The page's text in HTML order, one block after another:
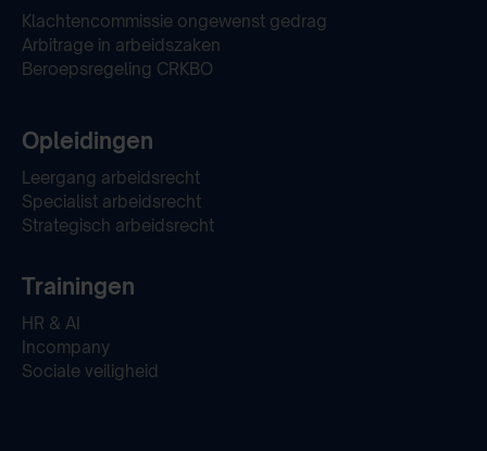
Klachtencommissie ongewenst gedrag
Arbitrage in arbeidszaken
Beroepsregeling CRKBO
Opleidingen
Leergang arbeidsrecht
Specialist arbeidsrecht
Strategisch arbeidsrecht
Trainingen
HR & AI
Incompany
Sociale veiligheid